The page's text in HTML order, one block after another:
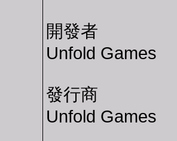
開發者
Unfold Games
發行商
Unfold Games